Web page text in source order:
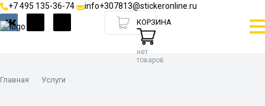
Главная Услуги
КОРЗИНА
нет
товаров
+7 495 135-36-74 info+307813@stickeronline.ru